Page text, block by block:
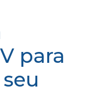
para